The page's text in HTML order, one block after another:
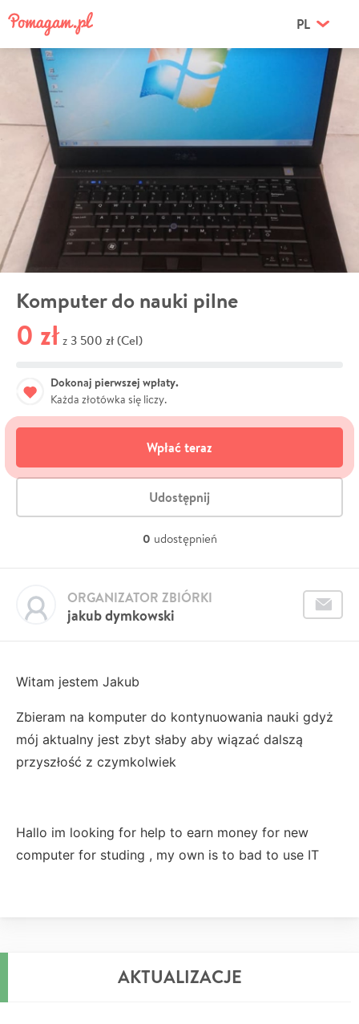
PL
Komputer do nauki pilne
0 zł z 3 500 zł (Cel)
Dokonaj pierwszej wpłaty.
Każda złotówka się liczy.
Wpłać teraz
Udostępnij
0 udostępnień
jakub dymkowski
ORGANIZATOR ZBIÓRKI
Witam jestem Jakub
Zbieram na komputer do kontynuowania nauki gdyż
mój aktualny jest zbyt słaby aby wiązać dalszą
przyszłość z czymkolwiek
Hallo im looking for help to earn money for new
computer for studing , my own is to bad to use IT
AKTUALIZACJE